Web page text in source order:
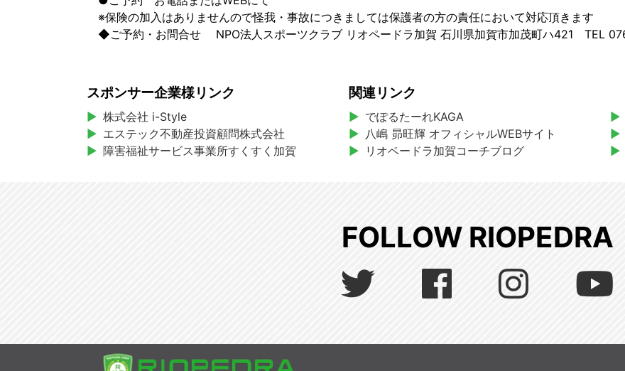
※保険の加入はありませんので怪我・事故につきましては保護者の方の責任において対応頂きます
◆ご予約・お問合せ NPO法人スポーツクラブ リオペードラ加賀 石川県加賀市加茂町ハ421 TEL
スポンサー企業様リンク
株式会社 i-Style
エステック不動産投資顧問株式会社
障害福祉サービス事業所すくすく加賀
関連リンク
でぽるたーれKAGA
八嶋 昴旺輝 オフィシャルWEBサイト
リオペードラ加賀コーチブログ
FOLLOW RIOPEDRA